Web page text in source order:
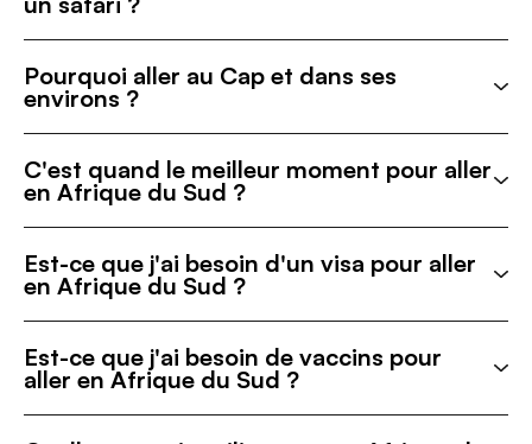
Pourquoi aller au Cap et dans ses
environs ?
C'est quand le meilleur moment pour aller
en Afrique du Sud ?
Est-ce que j'ai besoin d'un visa pour aller
en Afrique du Sud ?
Est-ce que j'ai besoin de vaccins pour
aller en Afrique du Sud ?